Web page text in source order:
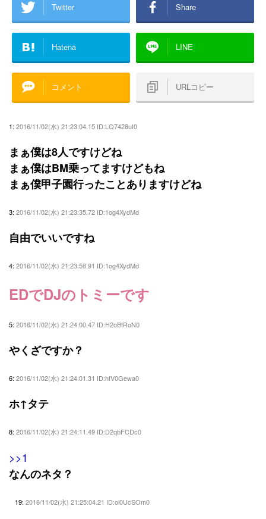
Twitter Share
Hatena LINE
コメント URLコピー
1: 2016/11/02(水) 21:23:04.15 ID:LQ7428uI0
まぁ僕は8人ですけどね
まぁ僕はBM乗ってますけどもね
まぁ僕甲子園行ったことありますけどね
3: 2016/11/02(水) 21:23:35.72 ID:1og4XydMd
自由でいいですね
4: 2016/11/02(水) 21:23:58.91 ID:1og4XydMd
EDでDJのトミーです
5: 2016/11/02(水) 21:24:00.47 ID:H2oBfRoN0
やくざですか？
6: 2016/11/02(水) 21:24:01.31 ID:hfV0Gewa0
ホ↑タテ
8: 2016/11/02(水) 21:24:11.49 ID:D2qbFCDc0
>>1
なんのネタ？
19: 2016/11/02(水) 21:25:04.21 ID:ol0UcSOm0